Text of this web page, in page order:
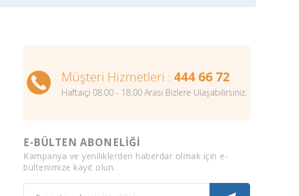
Müşteri Hizmetleri : 444 66 72
Haftaiçi 08.00 - 18.00 Arası Bizlere Ulaşabilirsiniz.
E-BÜLTEN ABONELİĞİ
Kampanya ve yeniliklerden haberdar olmak için e-
bültenimize kayıt olun.